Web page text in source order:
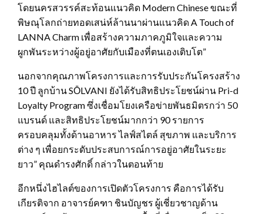
โดยนครสวรรค์สะท้อนแนวคิด Modern Chinese ขณะที่
พิษณุโลกถ่ายทอดเสน่ห์ล้านนาผ่านแนวคิด A Touch of
LANNA Charm เพื่อสร้างความภาคภูมิใจและความ
ผูกพันระหว่างผู้อยู่อาศัยกับเมืองที่ตนเองเติบโต”
นอกจากคุณภาพโครงการและการรับประกันโครงสร้าง
10 ปี ลูกบ้าน SŌLVANI ยังได้รับสิทธิประโยชน์ผ่าน Pri-d
Loyalty Program ซึ่งเชื่อมโยงเครือข่ายพันธมิตรกว่า 50
แบรนด์ และสิทธิประโยชน์มากกว่า 90 รายการ
ครอบคลุมทั้งด้านอาหาร ไลฟ์สไตล์ สุขภาพ และบริการ
ต่าง ๆ เพื่อยกระดับประสบการณ์การอยู่อาศัยในระยะ
ยาว” คุณดำรงศักดิ์ กล่าวในตอนท้าย
อีกหนึ่งไฮไลต์ของการเปิดตัวโครงการ คือการได้รับ
เกียรติจาก อาจารย์คฑา ชินบัญชร ผู้เชี่ยวชาญด้าน